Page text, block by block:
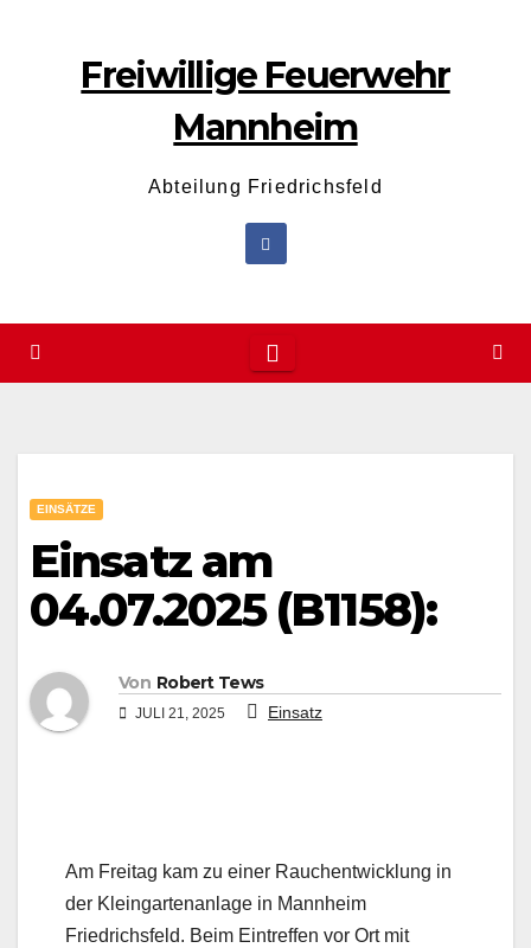
Freiwillige Feuerwehr
Mannheim
Abteilung Friedrichsfeld
EINSÄTZE
Einsatz am
04.07.2025 (B1158):
Von Robert Tews
JULI 21, 2025 Einsatz
Am Freitag kam zu einer Rauchentwicklung in
der Kleingartenanlage in Mannheim
Friedrichsfeld. Beim Eintreffen vor Ort mit